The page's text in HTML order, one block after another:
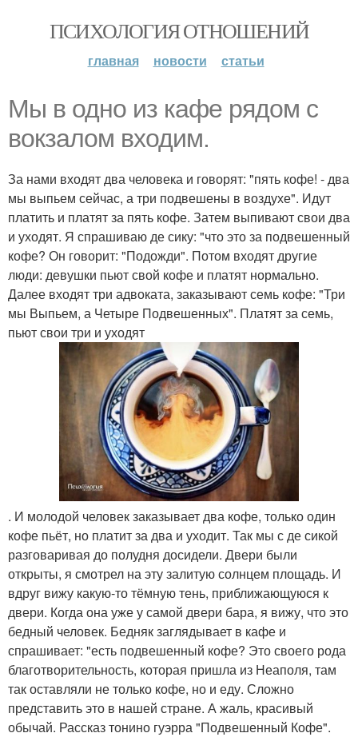
ПСИХОЛОГИЯ ОТНОШЕНИЙ
главная новости статьи
Мы в одно из кафе рядом с
вокзалом входим.
За нами входят два человека и говорят: "пять кофе! - два
мы выпьем сейчас, а три подвешены в воздухе". Идут
платить и платят за пять кофе. Затем выпивают свои два
и уходят. Я спрашиваю де сику: "что это за подвешенный
кофе? Он говорит: "Подожди". Потом входят другие
люди: девушки пьют свой кофе и платят нормально.
Далее входят три адвоката, заказывают семь кофе: "Три
мы Выпьем, а Четыре Подвешенных". Платят за семь,
пьют свои три и уходят
. И молодой человек заказывает два кофе, только один
кофе пьёт, но платит за два и уходит. Так мы с де сикой
разговаривая до полудня досидели. Двери были
открыты, я смотрел на эту залитую солнцем площадь. И
вдруг вижу какую-то тёмную тень, приближающуюся к
двери. Когда она уже у самой двери бара, я вижу, что это
бедный человек. Бедняк заглядывает в кафе и
спрашивает: "есть подвешенный кофе? Это своего рода
благотворительность, которая пришла из Неаполя, там
так оставляли не только кофе, но и еду. Сложно
представить это в нашей стране. А жаль, красивый
обычай. Рассказ тонино гуэрра "Подвешенный Кофе".